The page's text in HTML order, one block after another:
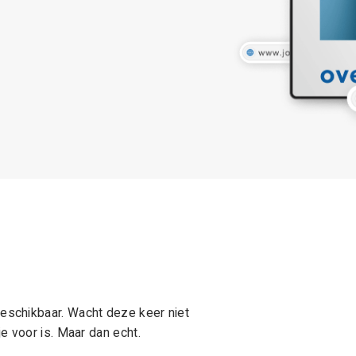
Wacht deze keer niet
voor is. Maar dan echt.